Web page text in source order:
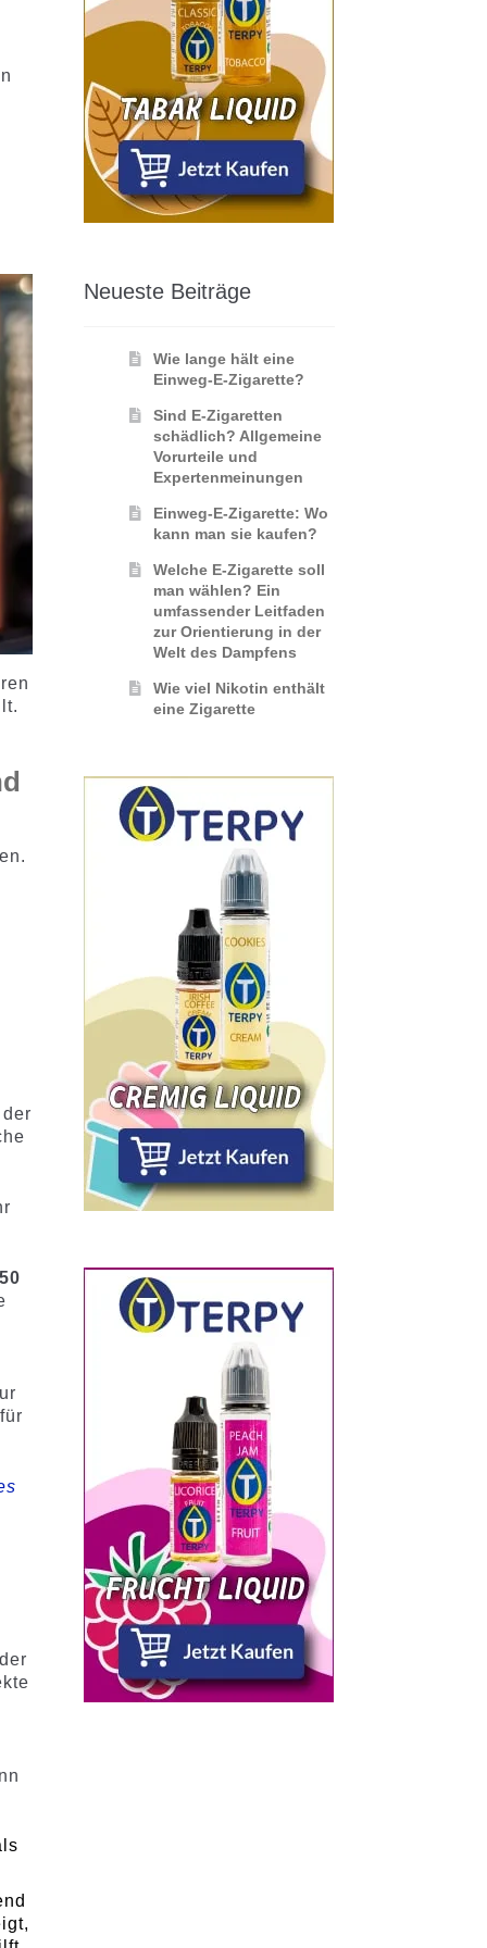
Neueste Beiträge
Wie lange hält eine
Einweg-E-Zigarette?
Sind E-Zigaretten
schädlich? Allgemeine
Vorurteile und
Expertenmeinungen
Einweg-E-Zigarette: Wo
kann man sie kaufen?
Welche E-Zigarette soll
man wählen? Ein
umfassender Leitfaden
zur Orientierung in der
Welt des Dampfens
Wie viel Nikotin enthält
eine Zigarette